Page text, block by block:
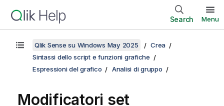
Search Menu
Qlik Sense su Windows May 2025
Crea
Sintassi dello script e funzioni grafiche
Espressioni del grafico
Analisi di gruppo
Modificatori set